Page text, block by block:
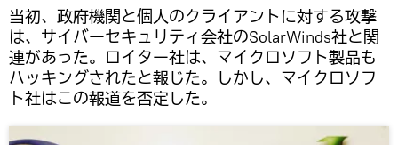
当初、政府機関と個人のクライアントに対する攻撃
は、サイバーセキュリティ会社のSolarWinds社と関
連があった。ロイター社は、マイクロソフト製品も
ハッキングされたと報じた。しかし、マイクロソフ
ト社はこの報道を否定した。